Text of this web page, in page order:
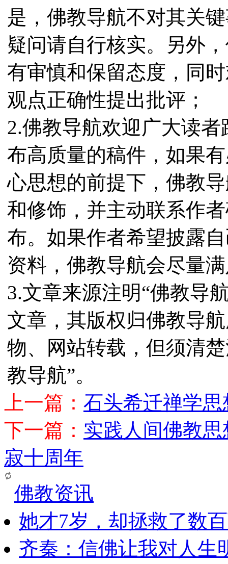
是，佛教导航不对其关
疑问请自行核实。另外
有审慎和保留态度，同
观点正确性提出批评；
2.佛教导航欢迎广大读
布高质量的稿件，如果
心思想的前提下，佛教
和修饰，并主动联系作
布。如果作者希望披露
资料，佛教导航会尽量
3.文章来源注明“佛教导
文章，其版权归佛教导
物、网站转载，但须清
教导航”。
上一篇： 石头希迁禅学思
下一篇： 实践人间佛教
寂十周年
佛教资讯
她才7岁，却拯救了数
齐秦：信佛让我对人生